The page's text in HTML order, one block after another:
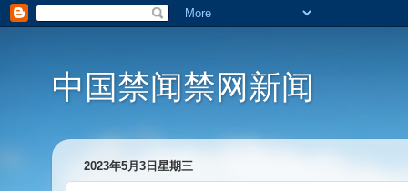
中国禁闻禁网新闻
2023年5月3日星期三